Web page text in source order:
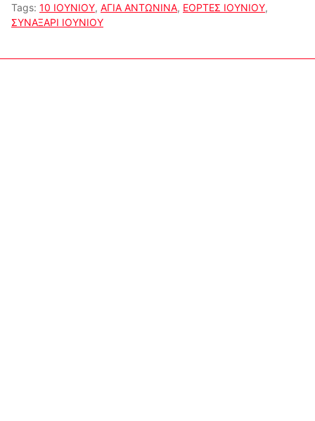
Tags: 10 ΙΟΥΝΙΟΥ, ΑΓΙΑ ΑΝΤΩΝΙΝΑ, ΕΟΡΤΕΣ ΙΟΥΝΙΟΥ,
ΣΥΝΑΞΑΡΙ ΙΟΥΝΙΟΥ